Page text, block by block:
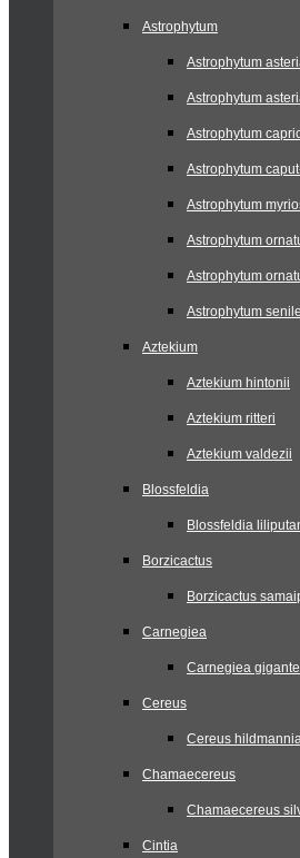
Astrophytum
Astrophytum
Astrophytum
Astrophytum
Astrophytum
Astrophytum
Astrophytum
Astrophytum
Astrophytum
Aztekium
Aztekium hintonii
Aztekium ritteri
Aztekium valdezii
Blossfeldia
Blossfeldia
Borzicactus
Borzicactus
Carnegiea
Carnegiea
Cereus
Cereus
Chamaecereus
Chamaecereus
Cintia